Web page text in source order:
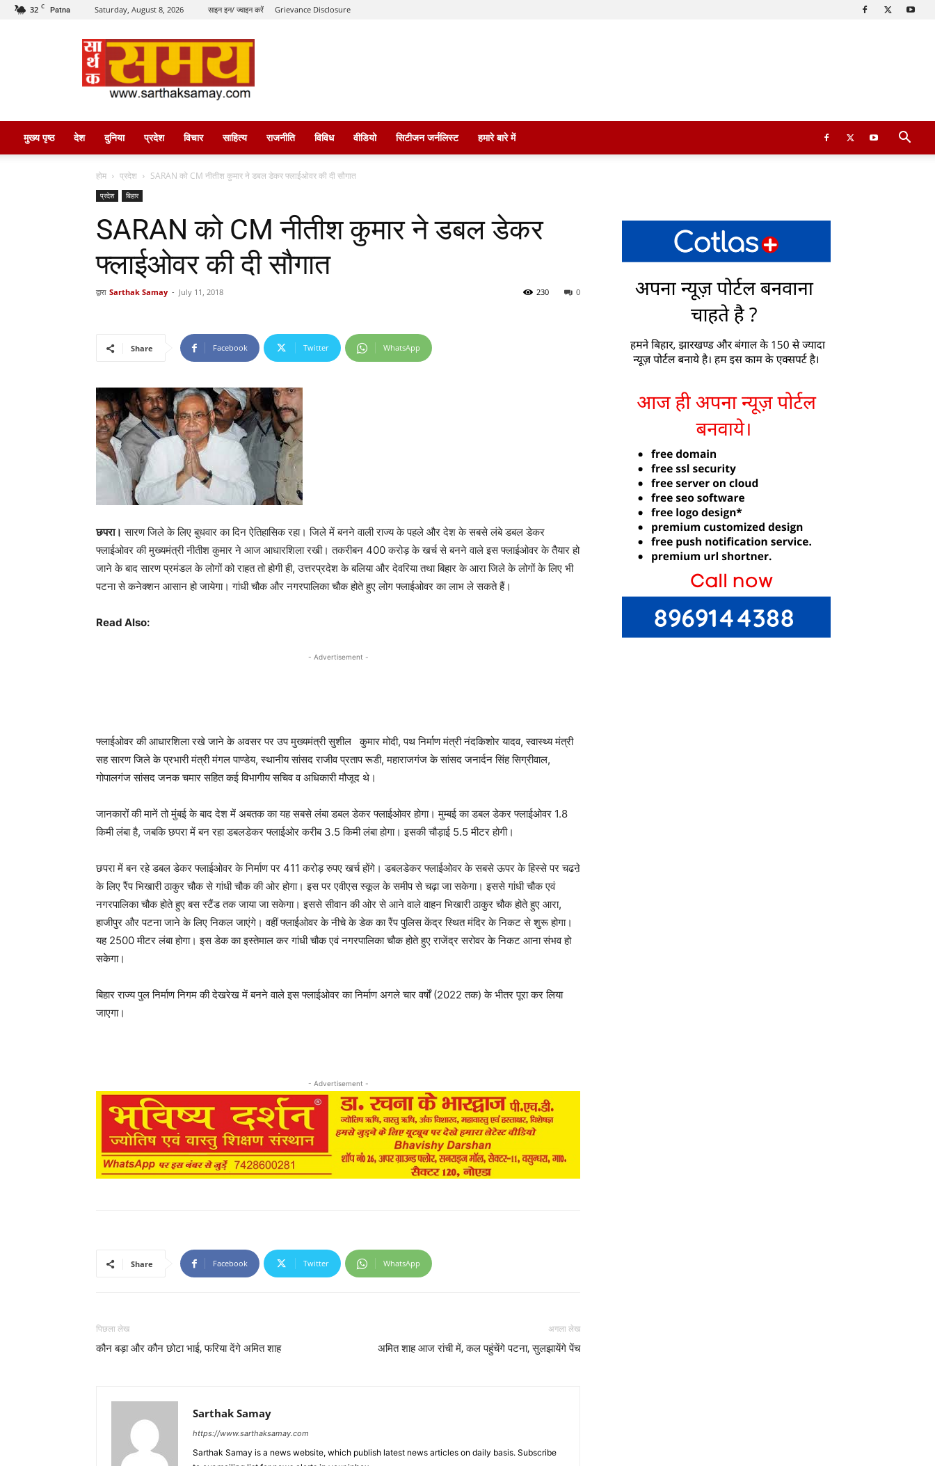
32 C Patna Saturday, August 8, 2026 साइन इन/ ज्वाइन करें Grievance Disclosure
सार्थक
समय
मुख्य पृष्ठ देश दुनिया प्रदेश विचार साहित्य राजनीति विविध वीडियो सिटीजन जर्नलिस्ट हमारे बारे में
होम प्रदेश SARAN को CM नीतीश कुमार ने डबल डेकर फ्लाईओवर की दी सौगात
प्रदेश बिहार
SARAN को CM नीतीश कुमार ने डबल डेकर
फ्लाईओवर की दी सौगात
द्वारा Sarthak Samay - July 11, 2018 0
230
Share Facebook Twitter WhatsApp
छपरा। सारण जिले के लिए बुधवार का दिन ऐतिहासिक रहा। जिले में बनने वाली राज्य के पहले और देश के सबसे लंबे डबल डेकर
फ्लाईओवर की मुख्यमंत्री नीतीश कुमार ने आज आधारशिला रखी। तकरीबन 400 करोड़ के खर्च से बनने वाले इस फ्लाईओवर के तैयार हो
जाने के बाद सारण प्रमंडल के लोगों को राहत तो होगी ही, उत्तरप्रदेश के बलिया और देवरिया तथा बिहार के आरा जिले के लोगों के लिए भी
पटना से कनेक्शन आसान हो जायेगा। गांधी चौक और नगरपालिका चौक होते हुए लोग फ्लाईओवर का लाभ ले सकते हैं।
Read Also:
- Advertisement -
फ्लाईओवर की आधारशिला रखे जाने के अवसर पर उप मुख्यमंत्री सुशील कुमार मोदी, पथ निर्माण मंत्री नंदकिशोर यादव, स्वास्थ्य मंत्री
सह सारण जिले के प्रभारी मंत्री मंगल पाण्डेय, स्थानीय सांसद राजीव प्रताप रूडी, महाराजगंज के सांसद जनार्दन सिंह सिग्रीवाल,
गोपालगंज सांसद जनक चमार सहित कई विभागीय सचिव व अधिकारी मौजूद थे।
जानकारों की मानें तो मुंबई के बाद देश में अबतक का यह सबसे लंबा डबल डेकर फ्लाईओवर होगा। मुम्बई का डबल डेकर फ्लाईओवर 1.8
किमी लंबा है, जबकि छपरा में बन रहा डबलडेकर फ्लाईओर करीब 3.5 किमी लंबा होगा। इसकी चौड़ाई 5.5 मीटर होगी।
छपरा में बन रहे डबल डेकर फ्लाईओवर के निर्माण पर 411 करोड़ रुपए खर्च होंगे। डबलडेकर फ्लाईओवर के सबसे ऊपर के हिस्से पर चढऩे
के लिए रैंप भिखारी ठाकुर चौक से गांधी चौक की ओर होगा। इस पर एवीएस स्कूल के समीप से चढ़ा जा सकेगा। इससे गांधी चौक एवं
नगरपालिका चौक होते हुए बस स्टैंड तक जाया जा सकेगा। इससे सीवान की ओर से आने वाले वाहन भिखारी ठाकुर चौक होते हुए आरा,
हाजीपुर और पटना जाने के लिए निकल जाएंगे। वहीं फ्लाईओवर के नीचे के डेक का रैंप पुलिस केंद्र स्थित मंदिर के निकट से शुरू होगा।
यह 2500 मीटर लंबा होगा। इस डेक का इस्तेमाल कर गांधी चौक एवं नगरपालिका चौक होते हुए राजेंद्र सरोवर के निकट आना संभव हो
सकेगा।
बिहार राज्य पुल निर्माण निगम की देखरेख में बनने वाले इस फ्लाईओवर का निर्माण अगले चार वर्षों (2022 तक) के भीतर पूरा कर लिया
जाएगा।
- Advertisement -
Share Facebook Twitter WhatsApp
पिछला लेख
कौन बड़ा और कौन छोटा भाई, फरिया देंगे अमित शाह
अगला लेख
अमित शाह आज रांची में, कल पहुंचेंगे पटना, सुलझायेंगे पेंच
Sarthak Samay
https://www.sarthaksamay.com
Sarthak Samay is a news website, which publish latest news articles on daily basis. Subscribe